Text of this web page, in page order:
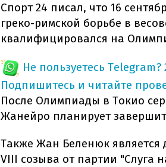
Спорт 24 писал, что 16
греко-римской борьбе в
квалифицировался на
Не пользуетесь Telegram?
Подпишитесь и читайте
После Олимпиады в Токио
Жанейро планирует
Также Жан Беленюк является
VIII созыва от партии "Слуга